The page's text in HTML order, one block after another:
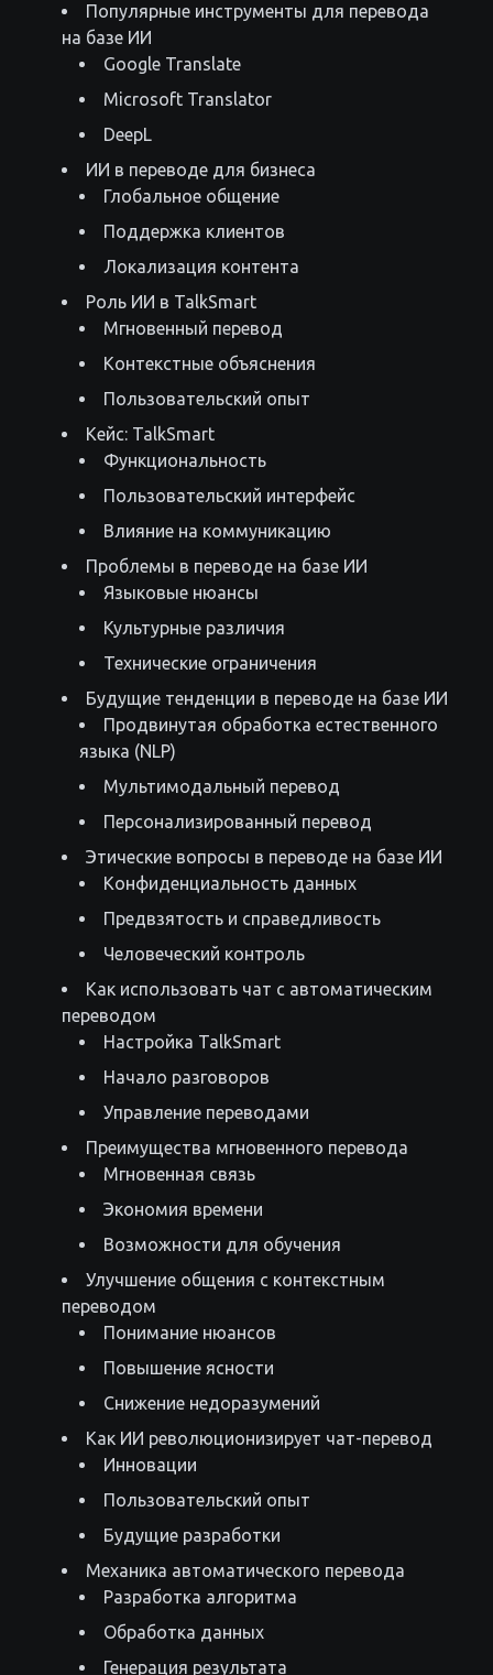
Популярные инструменты для перевода
на базе ИИ
Google Translate
Microsoft Translator
DeepL
ИИ в переводе для бизнеса
Глобальное общение
Поддержка клиентов
Локализация контента
Роль ИИ в TalkSmart
Мгновенный перевод
Контекстные объяснения
Пользовательский опыт
Кейс: TalkSmart
Функциональность
Пользовательский интерфейс
Влияние на коммуникацию
Проблемы в переводе на базе ИИ
Языковые нюансы
Культурные различия
Технические ограничения
Будущие тенденции в переводе на базе ИИ
Продвинутая обработка естественного
языка (NLP)
Мультимодальный перевод
Персонализированный перевод
Этические вопросы в переводе на базе ИИ
Конфиденциальность данных
Предвзятость и справедливость
Человеческий контроль
Как использовать чат с автоматическим
переводом
Настройка TalkSmart
Начало разговоров
Управление переводами
Преимущества мгновенного перевода
Мгновенная связь
Экономия времени
Возможности для обучения
Улучшение общения с контекстным
переводом
Понимание нюансов
Повышение ясности
Снижение недоразумений
Как ИИ революционизирует чат-перевод
Инновации
Пользовательский опыт
Будущие разработки
Механика автоматического перевода
Разработка алгоритма
Обработка данных
Генерация результата